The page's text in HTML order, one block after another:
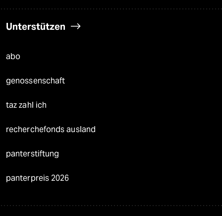
Unterstützen
abo
genossenschaft
taz zahl ich
recherchefonds ausland
panterstiftung
panterpreis 2026